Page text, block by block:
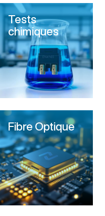
Tests
chimiques
Fibre Optique